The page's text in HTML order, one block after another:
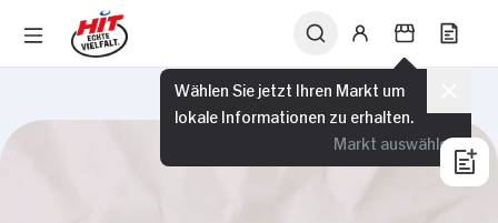
Wählen Sie jetzt Ihren Markt um
lokale Informationen zu erhalten.
Markt auswählen